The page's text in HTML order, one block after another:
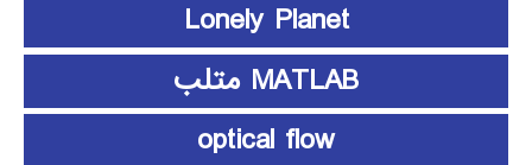
Lonely Planet
MATLAB متلب
optical flow